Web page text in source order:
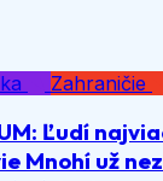
Zahraničie
Ľudí
Mnohí už